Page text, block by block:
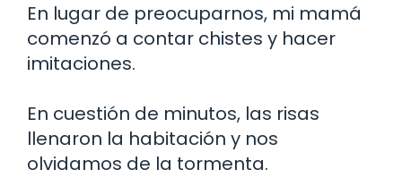
En lugar de preocuparnos, mi mamá
comenzó a contar chistes y hacer
imitaciones.
En cuestión de minutos, las risas
llenaron la habitación y nos
olvidamos de la tormenta.